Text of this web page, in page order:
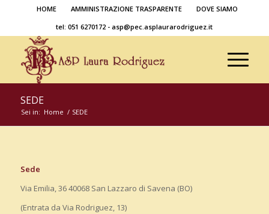
HOME AMMINISTRAZIONE TRASPARENTE
DOVE SIAMO
tel: 051 6270172 - asp@pec.asplaurarodriguez.it
SEDE
Sei in: Home / SEDE
Sede
Via Emilia, 36 40068 San Lazzaro di Savena (BO)
(Entrata da Via Rodriguez, 13)